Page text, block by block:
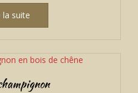
la suite